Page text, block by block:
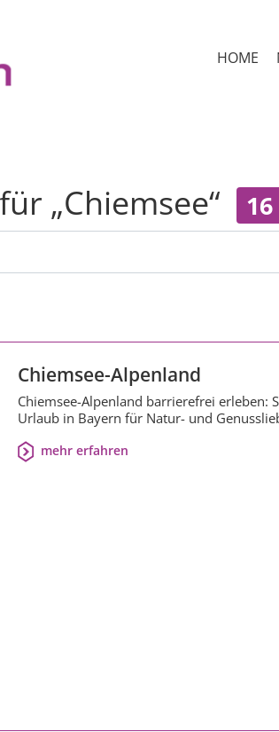
HOME
„Chiemsee“ 16
Chiemsee-Alpenland
Chiemsee-Alpenland barrierefrei erleben:
Urlaub in Bayern für Natur- und
mehr erfahren